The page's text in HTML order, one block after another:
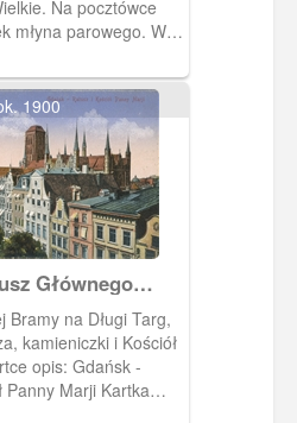
Na pocztówce
młyna parowego. W
w roku
w 1898).
parafialna pw.
1900
Głównego
Bramy na Długi Targ,
kamieniczki i Kościół
opis: Gdańsk -
Panny Marji Kartka